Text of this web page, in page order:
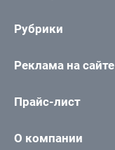
Рубрики
Реклама на сайте
Прайс-лист
О компании